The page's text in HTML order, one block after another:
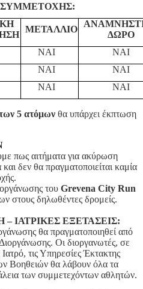
ΣΥΜΜΕΤΟΧΗΣ:
ΜΕΤΑΛΛΙΟ
ΔΩΡΟ
ΝΑΙ
ΝΑΙ
ΝΑΙ
ΝΑΙ
ΝΑΙ ΝΑΙ
5 ατόμων θα υπάρχει έκπτωση
πως αιτήματα για ακύρωση
δεν θα πραγματοποιείται καμία
του Grevena City Run
στους δηλωθέντες δρομείς.
ΙΑΤΡΙΚΕΣ ΕΞΕΤΑΣΕΙΣ:
θα πραγματοποιηθεί από
Οι διοργανωτές, σε
τις Υπηρεσίες Έκτακτης
Βοηθειών θα λάβουν όλα τα
των συμμετεχόντων αθλητών.